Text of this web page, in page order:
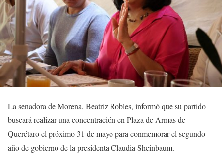
La senadora de Morena, Beatriz Robles, informó que su partido
buscará realizar una concentración en Plaza de Armas de
Querétaro el próximo 31 de mayo para conmemorar el segundo
año de gobierno de la presidenta Claudia Sheinbaum.